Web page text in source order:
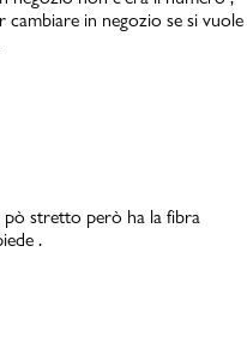
in negozio se si vuole
stretto però ha la fibra
.